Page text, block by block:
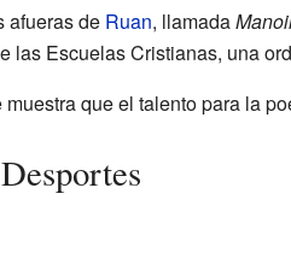
afueras de Ruan, llamada
las Escuelas Cristianas, una
que el talento para la